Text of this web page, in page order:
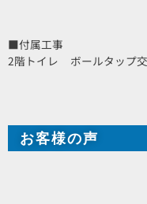
■付属工事
2階トイレ ボールタップ
お客様の声